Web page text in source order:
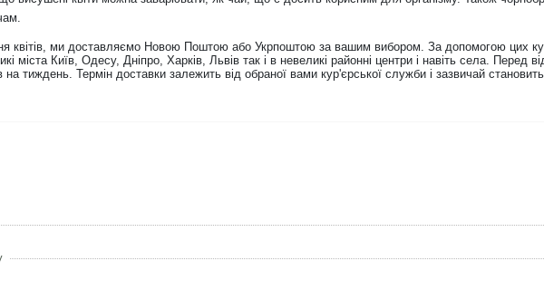
квітів, ми доставляємо Новою Поштою або Укрпоштою за вашим вибором. За допомогою цих
міста Київ, Одесу, Дніпро, Харків, Львів так і в невеликі районні центри і навіть села. Перед
на тиждень. Термін доставки залежить від обраної вами кур'єрської служби і зазвичай